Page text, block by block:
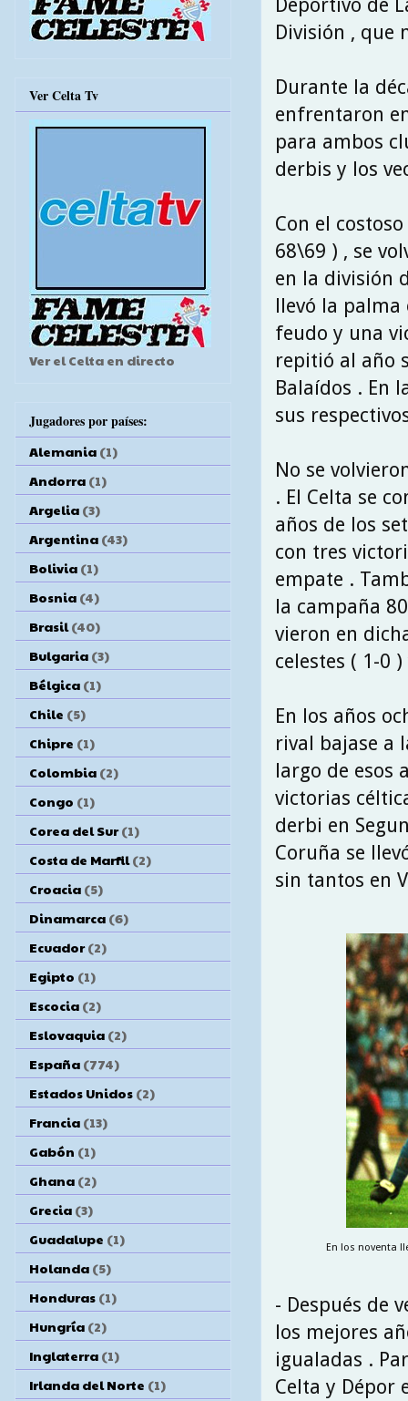
Deportivo de
División , que
Durante la
enfrentaron
para ambos
derbis y los
Con el
68\69 ) , se
en la división
llevó la palma
feudo y una
repitió al año
Balaídos . En
sus
No se
. El Celta se
años de los
con tres
empate .
la campaña
vieron en
celestes ( 1-0
En los años
rival bajase a
largo de esos
victorias
derbi en
Coruña se
sin tantos en
En los noventa
- Después de
los mejores
igualadas .
Celta y Dépor
Ver Celta Tv
Ver el Celta en directo
Jugadores por países:
Alemania (1)
Andorra (1)
Argelia (3)
Argentina (43)
Bolivia (1)
Bosnia (4)
Brasil (40)
Bulgaria (3)
Bélgica (1)
Chile (5)
Chipre (1)
Colombia (2)
Congo (1)
Corea del Sur (1)
Costa de Marfil (2)
Croacia (5)
Dinamarca (6)
Ecuador (2)
Egipto (1)
Escocia (2)
Eslovaquia (2)
España (774)
Estados Unidos (2)
Francia (13)
Gabón (1)
Ghana (2)
Grecia (3)
Guadalupe (1)
Holanda (5)
Honduras (1)
Hungría (2)
Inglaterra (1)
Irlanda del Norte (1)